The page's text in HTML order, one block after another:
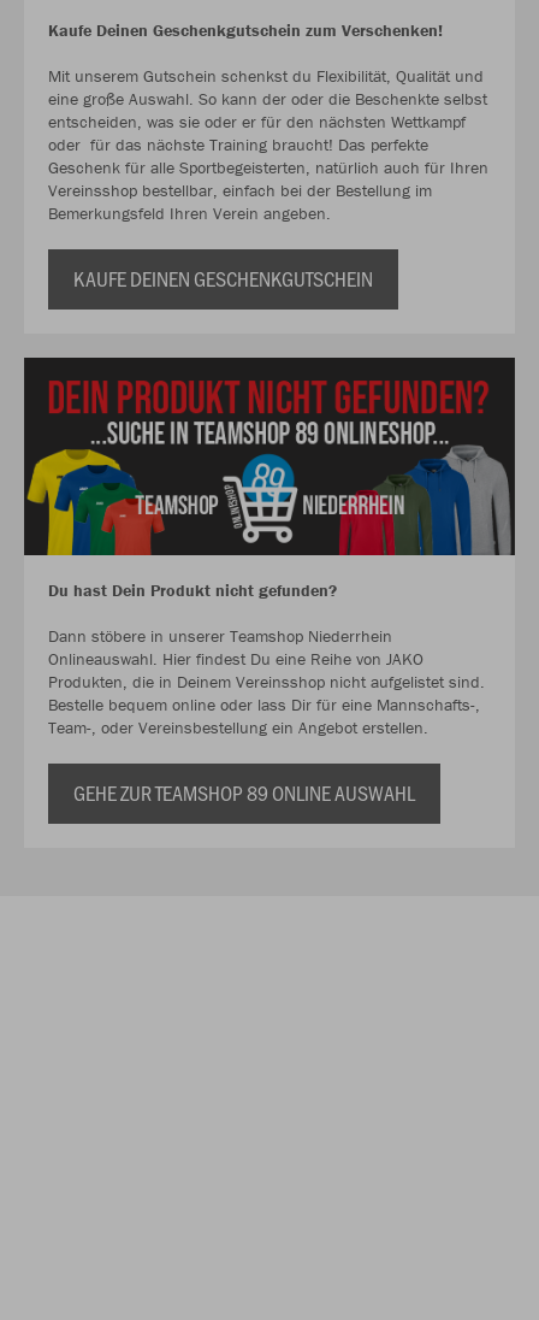
Kaufe Deinen Geschenkgutschein zum Verschenken!
Mit unserem Gutschein schenkst du Flexibilität, Qualität und
eine große Auswahl. So kann der oder die Beschenkte selbst
entscheiden, was sie oder er für den nächsten Wettkampf
oder für das nächste Training braucht! Das perfekte
Geschenk für alle Sportbegeisterten, natürlich auch für Ihren
Vereinsshop bestellbar, einfach bei der Bestellung im
Bemerkungsfeld Ihren Verein angeben.
KAUFE DEINEN GESCHENKGUTSCHEIN
Du hast Dein Produkt nicht gefunden?
Dann stöbere in unserer Teamshop Niederrhein
Onlineauswahl. Hier findest Du eine Reihe von JAKO
Produkten, die in Deinem Vereinsshop nicht aufgelistet sind.
Bestelle bequem online oder lass Dir für eine Mannschafts-,
Team-, oder Vereinsbestellung ein Angebot erstellen.
GEHE ZUR TEAMSHOP 89 ONLINE AUSWAHL